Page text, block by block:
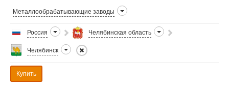
Металлообрабатывающие заводы
Россия Челябинская область
Челябинск
Купить